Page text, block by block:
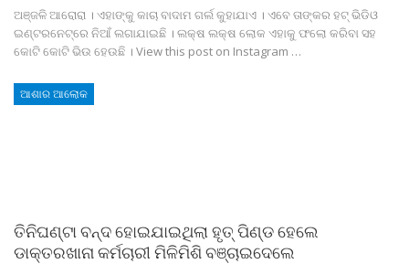
ଅଞ୍ଜଳି ଆରୋରା । ଏହାଙ୍କୁ କାଚା ବାଦାମ ଗର୍ଲ କୁହାଯାଏ । ଏବେ ତାଙ୍କର ହଟ୍‌ ଭିଡିଓ
ଇଣ୍ଟରନେଟ୍‌ରେ ନିଆଁ ଲଗାଯାଇଛି । ଲକ୍ଷ ଲକ୍ଷ ଲୋକ ଏହାକୁ ଫଲୋ କରିବା ସହ
କୋଟି କୋଟି ଭିଉ ହେଉଛି । View this post on Instagram …
ଆଶାର ଆଲୋକ
ତିନିଘଣ୍ଟା ବନ୍ଦ ହୋଇଯାଇଥିଲା ହୃତ୍ ପିଣ୍ଡ ହେଲେ
ଡାକ୍ତରଖାନା କର୍ମଚାରୀ ମିଳିମିଶି ବଞ୍ଚାଇଦେଲେ